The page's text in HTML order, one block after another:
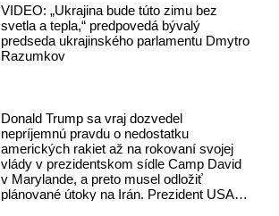
odkázal, že USA Ukrajine nedodajú
protiraketové systémy Patriot
VIDEO: „Ukrajina bude túto zimu bez
svetla a tepla,“ predpovedá bývalý
predseda ukrajinského parlamentu Dmytro
Razumkov
Donald Trump sa vraj dozvedel
nepríjemnú pravdu o nedostatku
amerických rakiet až na rokovaní svojej
vlády v prezidentskom sídle Camp David
v Marylande, a preto musel odložiť
plánované útoky na Irán. Prezident USA